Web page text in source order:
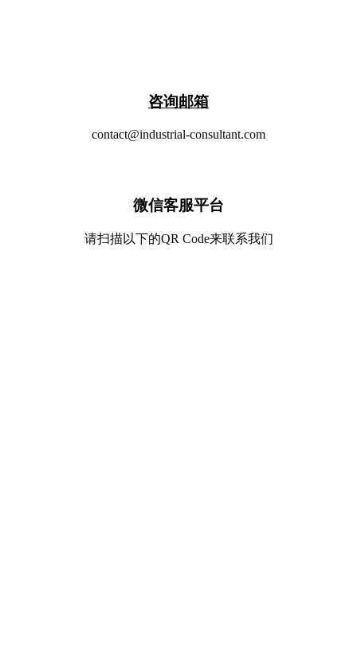
​咨询邮箱
contact@industrial-consultant.com
微信客服平台
请扫描以下的QR Code来联系我们